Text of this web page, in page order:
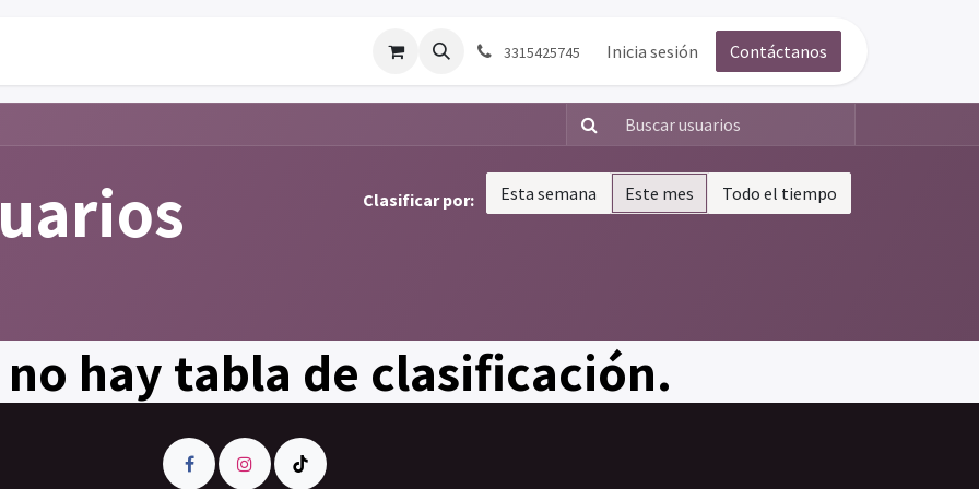
Solicitar cotizacion Blog Contáctenos
3315425745 Inicia sesión Contáctanos
Clasificar por: Esta semana Este mes Todo el tiempo
hay tabla de clasificación.